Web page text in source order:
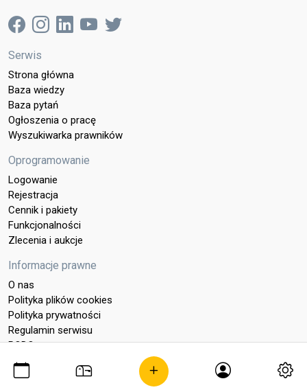
Serwis
Strona główna
Baza wiedzy
Baza pytań
Ogłoszenia o pracę
Wyszukiwarka prawników
Oprogramowanie
Logowanie
Rejestracja
Cennik i pakiety
Funkcjonalności
Zlecenia i aukcje
Informacje prawne
O nas
Polityka plików cookies
Polityka prywatności
Regulamin serwisu
RODO